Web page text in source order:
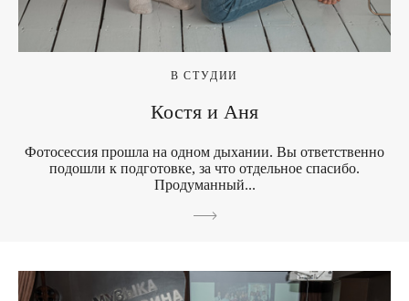
В СТУДИИ
Костя и Аня
Фотосессия прошла на одном дыхании. Вы ответственно
подошли к подготовке, за что отдельное спасибо.
Продуманный...